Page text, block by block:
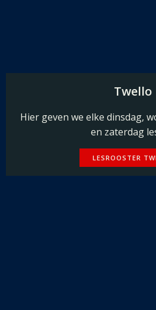
Twello
Hier geven we elke dinsdag,
en zaterdag
LESROOSTER